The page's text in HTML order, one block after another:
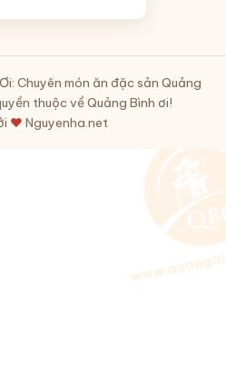
Chuyên món ăn đặc sản Quảng
thuộc về Quảng Bình ơi!
♥ Nguyenha.net